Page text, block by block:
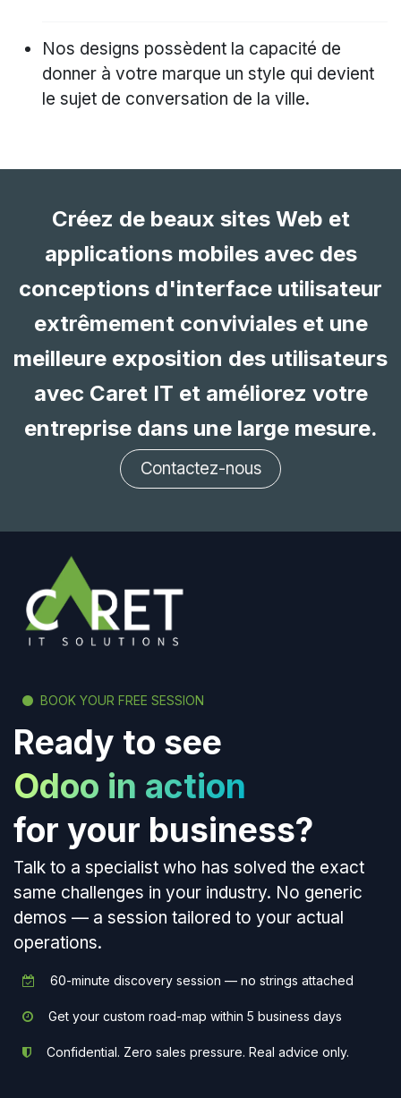
Nos designs possèdent la capacité de
donner à votre marque un style qui devient
le sujet de conversation de la ville.
Créez de beaux sites Web et
applications mobiles avec des
conceptions d'interface utilisateur
extrêmement conviviales et une
meilleure exposition des utilisateurs
avec Caret IT et améliorez votre
entreprise dans une large mesure.
Contactez-nous
BOOK YOUR FREE SESSION
Ready to see
Odoo in action
for your business?
Talk to a specialist who has solved the exact
same challenges in your industry. No generic
demos — a session tailored to your actual
operations.
60-minute discovery session — no strings attached
Get your custom road-map within 5 business days
Confidential. Zero sales pressure. Real advice only.